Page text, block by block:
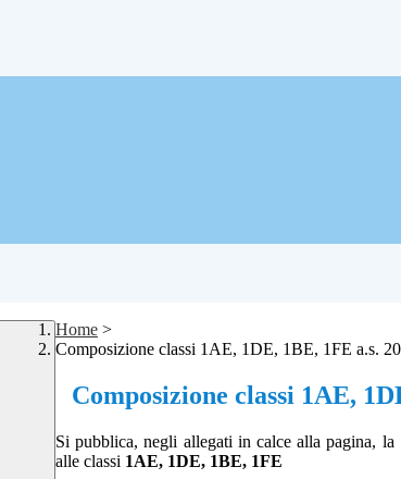
Home >
Composizione classi 1AE, 1DE, 1BE, 1FE a.s.
Composizione classi 1AE,
Si pubblica, negli allegati in calce alla pagina,
alle classi 1AE, 1DE, 1BE, 1FE